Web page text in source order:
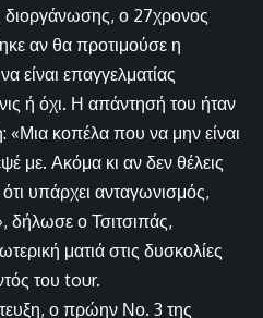
διοργάνωσης, ο 27χρονος
αν θα προτιμούσε η
είναι επαγγελματίας
ή όχι. Η απάντησή του ήταν
«Μια κοπέλα που να μην είναι
με. Ακόμα κι αν δεν θέλεις
υπάρχει ανταγωνισμός,
δήλωσε ο Τσιτσιπάς,
ματιά στις δυσκολίες
του tour.
ο πρώην Νο. 3 της